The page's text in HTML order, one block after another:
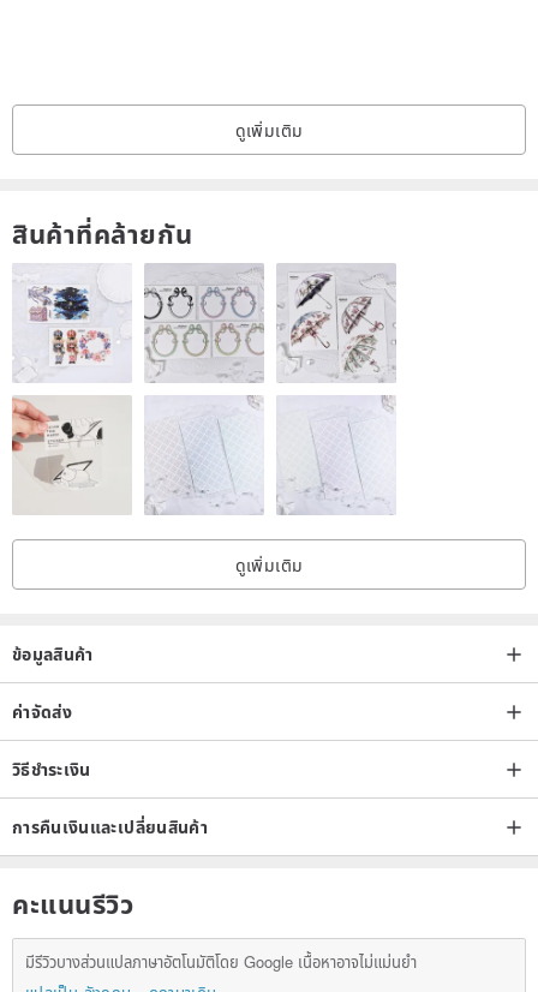
ดูเพิ่มเติม
สินค้าที่คล้ายกัน
ดูเพิ่มเติม
ข้อมูลสินค้า
ค่าจัดส่ง
วิธีชำระเงิน
การคืนเงินและเปลี่ยนสินค้า
คะแนนรีวิว
มีรีวิวบางส่วนแปลภาษาอัตโนมัติโดย Google เนื้อหาอาจไม่แม่นยำ